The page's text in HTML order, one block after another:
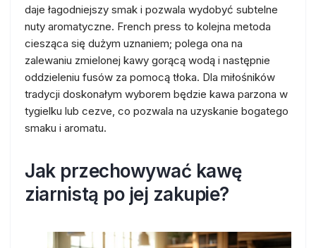
daje łagodniejszy smak i pozwala wydobyć subtelne
nuty aromatyczne. French press to kolejna metoda
ciesząca się dużym uznaniem; polega ona na
zalewaniu zmielonej kawy gorącą wodą i następnie
oddzieleniu fusów za pomocą tłoka. Dla miłośników
tradycji doskonałym wyborem będzie kawa parzona w
tygielku lub cezve, co pozwala na uzyskanie bogatego
smaku i aromatu.
Jak przechowywać kawę
ziarnistą po jej zakupie?